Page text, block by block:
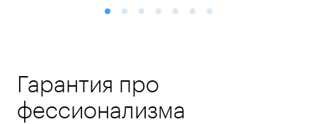
Гарантия про
фессионализма